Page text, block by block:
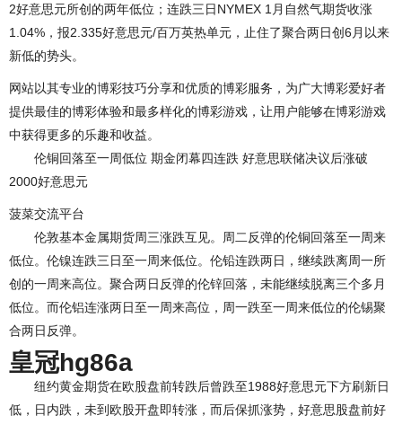
2好意思元所创的两年低位；连跌三日NYMEX 1月自然气期货收涨
1.04%，报2.335好意思元/百万英热单元，止住了聚合两日创6月以来
新低的势头。
网站以其专业的博彩技巧分享和优质的博彩服务，为广大博彩爱好者
提供最佳的博彩体验和最多样化的博彩游戏，让用户能够在博彩游戏
中获得更多的乐趣和收益。
伦铜回落至一周低位 期金闭幕四连跌 好意思联储决议后涨破
2000好意思元
菠菜交流平台
伦敦基本金属期货周三涨跌互见。周二反弹的伦铜回落至一周来
低位。伦镍连跌三日至一周来低位。伦铅连跌两日，继续跌离周一所
创的一周来高位。聚合两日反弹的伦锌回落，未能继续脱离三个多月
低位。而伦铝连涨两日至一周来高位，周一跌至一周来低位的伦锡聚
合两日反弹。
皇冠hg86a
纽约黄金期货在欧股盘前转跌后曾跌至1988好意思元下方刷新日
低，日内跌，未到欧股开盘即转涨，而后保抓涨势，好意思股盘前好